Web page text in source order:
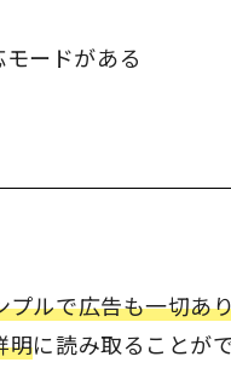
ードがある
プルで広告も一切あ
明に読み取ることが